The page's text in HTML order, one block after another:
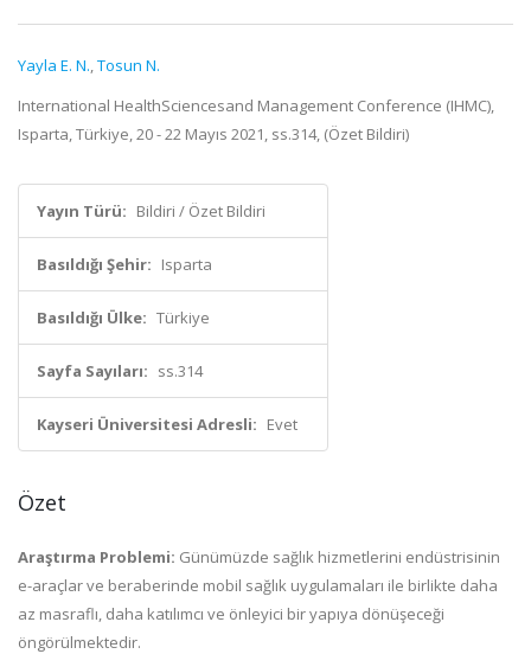
Yayla E. N.,Tosun N.
International HealthSciencesand Management Conference (IHMC),
Isparta, Türkiye, 20 - 22 Mayıs 2021, ss.314, (Özet Bildiri)
Yayın Türü: Bildiri / Özet Bildiri
Basıldığı Şehir: Isparta
Basıldığı Ülke: Türkiye
Sayfa Sayıları: ss.314
Kayseri Üniversitesi Adresli: Evet
Özet
Araştırma Problemi: Günümüzde sağlık hizmetlerini endüstrisinin
e-araçlar ve beraberinde mobil sağlık uygulamaları ile birlikte daha
az masraflı, daha katılımcı ve önleyici bir yapıya dönüşeceği
öngörülmektedir.